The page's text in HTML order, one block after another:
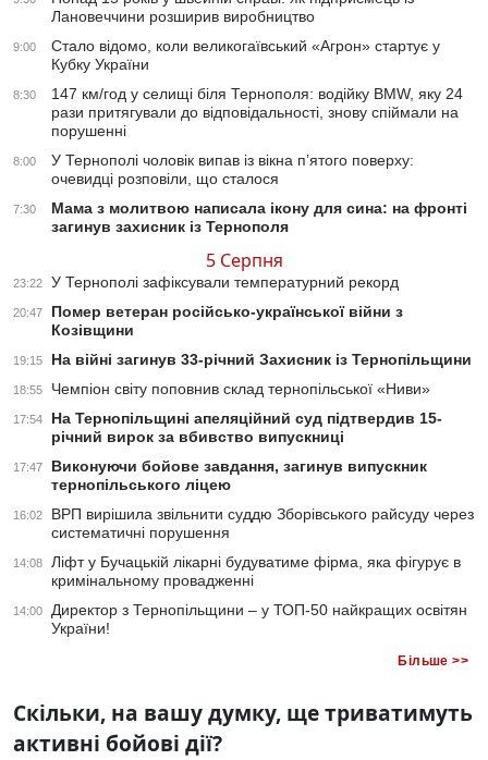
Лановеччини розширив виробництво
9:00
Стало відомо, коли великогаївський «Агрон» стартує у
Кубку України
8:30
147 км/год у селищі біля Тернополя: водійку BMW, яку 24
рази притягували до відповідальності, знову спіймали на
порушенні
8:00
У Тернополі чоловік випав із вікна п’ятого поверху:
очевидці розповіли, що сталося
7:30
Мама з молитвою написала ікону для сина: на фронті
загинув захисник із Тернополя
5 Серпня
23:22 У Тернополі зафіксували температурний рекорд
20:47
Помер ветеран російсько-української війни з
Козівщини
19:15 На війні загинув 33-річний Захисник із Тернопільщини
18:55 Чемпіон світу поповнив склад тернопільської «Ниви»
17:54
На Тернопільщині апеляційний суд підтвердив 15-
річний вирок за вбивство випускниці
17:47
Виконуючи бойове завдання, загинув випускник
тернопільського ліцею
16:02
ВРП вирішила звільнити суддю Зборівського райсуду через
систематичні порушення
14:08
Ліфт у Бучацькій лікарні будуватиме фірма, яка фігурує в
кримінальному провадженні
14:00
Директор з Тернопільщини – у ТОП-50 найкращих освітян
України!
Більше >>
Скільки, на вашу думку, ще триватимуть
активні бойові дії?